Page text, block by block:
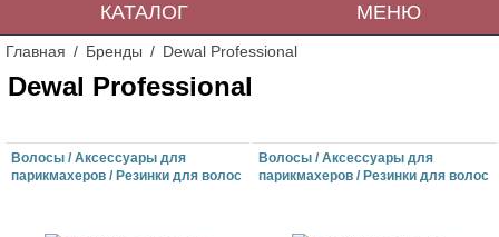
КАТАЛОГ МЕНЮ
Главная Бренды Dewal Professional
Dewal Professional
Волосы / Аксессуары для
парикмахеров / Резинки для волос
Волосы / Аксессуары для
парикмахеров / Резинки для волос